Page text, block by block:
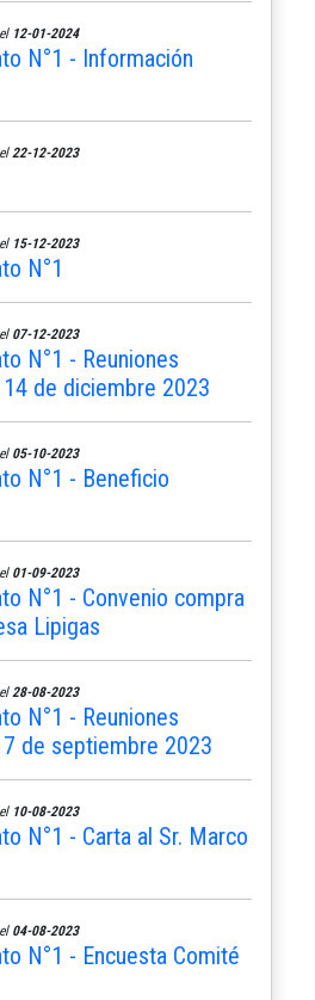
12-01-2024
N°1 - Información
22-12-2023
15-12-2023
N°1
07-12-2023
N°1 - Reuniones
de diciembre 2023
05-10-2023
N°1 - Beneficio
01-09-2023
N°1 - Convenio compra
Lipigas
28-08-2023
N°1 - Reuniones
de septiembre 2023
10-08-2023
N°1 - Carta al Sr. Marco
04-08-2023
N°1 - Encuesta Comité